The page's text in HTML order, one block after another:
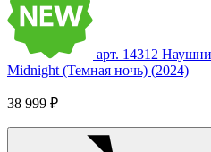
арт. 14312
Midnight (Темная ночь) (2024)
38 999 ₽